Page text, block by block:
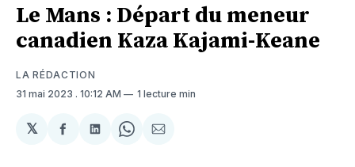
Le Mans : Départ du meneur
canadien Kaza Kajami-Keane
LA RÉDACTION
31 mai 2023 . 10:12 AM 1 lecture min
𝕏
PartagerPartager
SharePartager